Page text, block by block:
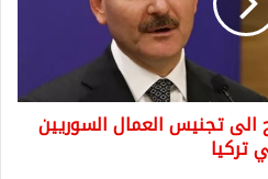
الى تجنيس العمال السوريين
تركيا